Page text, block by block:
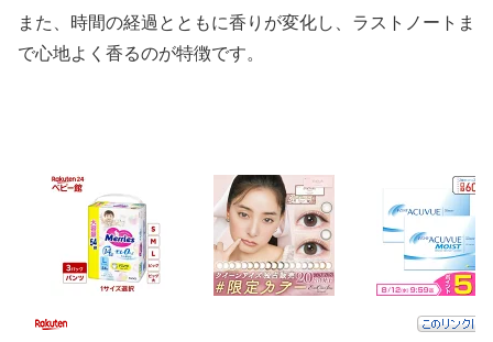
また、時間の経過とともに香りが変化し、ラストノートま
で心地よく香るのが特徴です。